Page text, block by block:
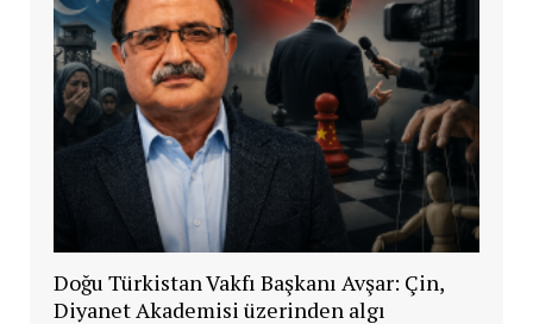
Doğu Türkistan Vakfı Başkanı Avşar: Çin,
Diyanet Akademisi üzerinden algı